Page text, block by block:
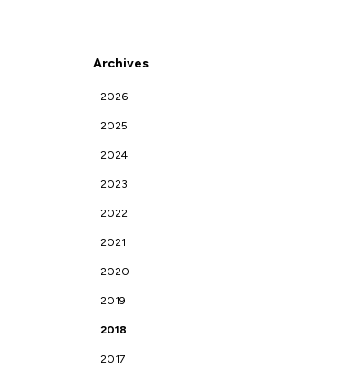
Archives
2026
2025
2024
2023
2022
2021
2020
2019
2018
2017